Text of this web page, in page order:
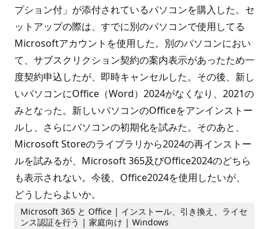
プション付」が添付されているパソコンを購入した。セ
ットアップの際は、すでに別のパソコンで使用してる
Microsoftアカウントを使用した。別のパソコンにおい
て、サブスクリクション契約の案内表示があったため一
度契約申込したが、即時キャンセルした。その後、新し
いパソコンにOffice（Word）2024がなくなり、2021の
みとなった。新しいパソコンのOfficeをアンインストー
ルし、さらにパソコンの初期化を試みた。そのあと、
Microsoft Storeのライブラリから2024の再インストー
ルを試みるが、Microsoft 365及びOffice2024のどちら
も表示されない。今後、Office2024を使用したいが、
どうしたらよいか。
Microsoft 365 と Office | インストール、引き換え、ライセ
ンス認証を行う | 家庭向け | Windows